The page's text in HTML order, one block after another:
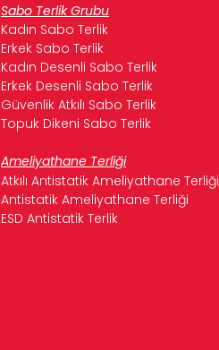
Sabo Terlik Grubu
Kadın Sabo Terlik
Erkek Sabo Terlik
Kadın Desenli Sabo Terlik
Erkek Desenli Sabo Terlik
Güvenlik Atkılı Sabo Terlik
Topuk Dikeni Sabo Terlik
Ameliyathane Terliği
Atkılı Antistatik Ameliyathane Terliği
Antistatik Ameliyathane Terliği
ESD Antistatik Terlik